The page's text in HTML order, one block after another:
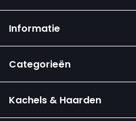
Informatie
Categorieën
Kachels & Haarden